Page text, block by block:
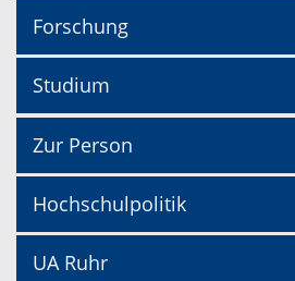
Forschung
Studium
Zur Person
Hochschulpolitik
UA Ruhr